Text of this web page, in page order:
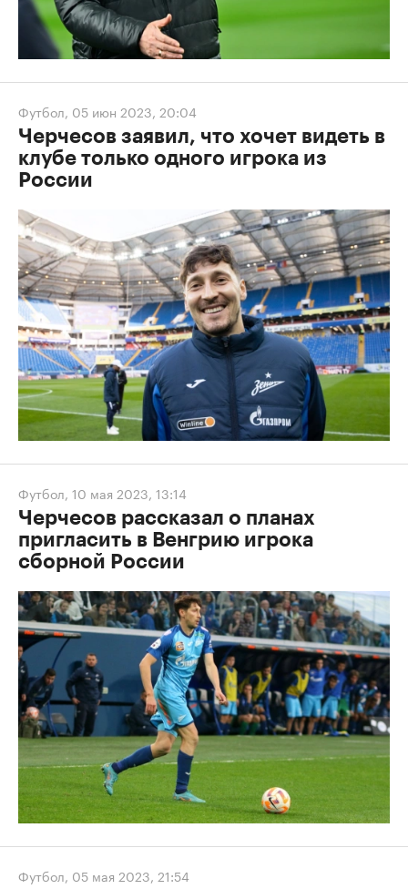
Футбол, 05 июн 2023, 20:04
Черчесов заявил, что хочет видеть в
клубе только одного игрока из
России
Футбол, 10 мая 2023, 13:14
Черчесов рассказал о планах
пригласить в Венгрию игрока
сборной России
Футбол, 05 мая 2023, 21:54